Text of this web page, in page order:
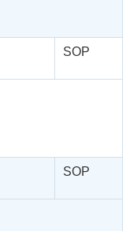
SOP
SOP